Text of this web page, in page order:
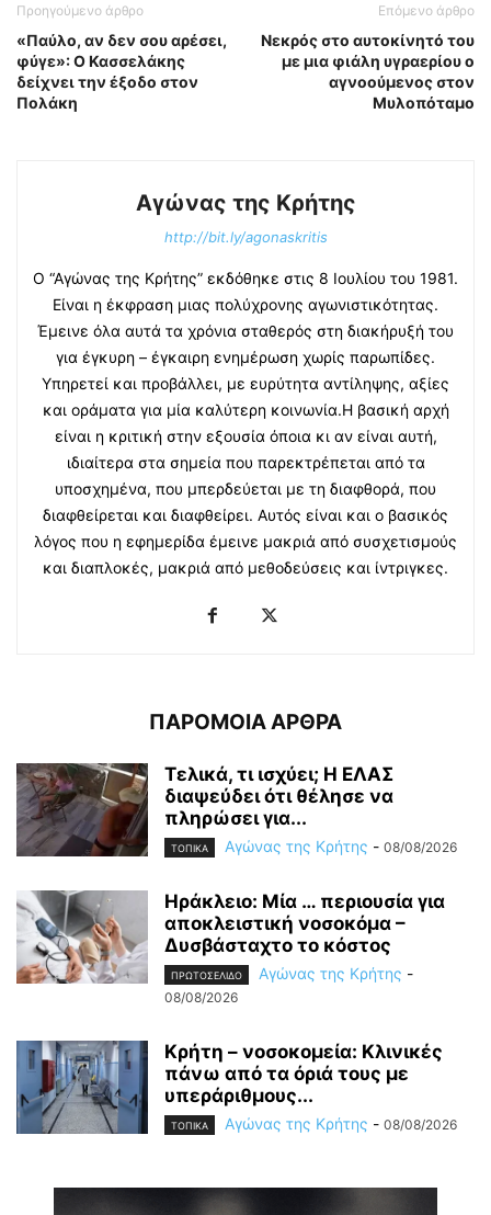
Προηγούμενο άρθρο
«Παύλο, αν δεν σου αρέσει,
φύγε»: Ο Κασσελάκης
δείχνει την έξοδο στον
Πολάκη
Επόμενο άρθρο
Νεκρός στο αυτοκίνητό του
με μια φιάλη υγραερίου ο
αγνοούμενος στον
Μυλοπόταμο
Αγώνας της Κρήτης
http://bit.ly/agonaskritis
Ο “Αγώνας της Κρήτης” εκδόθηκε στις 8 Ιουλίου του 1981.
Είναι η έκφραση μιας πολύχρονης αγωνιστικότητας.
Έμεινε όλα αυτά τα χρόνια σταθερός στη διακήρυξή του
για έγκυρη – έγκαιρη ενημέρωση χωρίς παρωπίδες.
Υπηρετεί και προβάλλει, με ευρύτητα αντίληψης, αξίες
και οράματα για μία καλύτερη κοινωνία.Η βασική αρχή
είναι η κριτική στην εξουσία όποια κι αν είναι αυτή,
ιδιαίτερα στα σημεία που παρεκτρέπεται από τα
υποσχημένα, που μπερδεύεται με τη διαφθορά, που
διαφθείρεται και διαφθείρει. Αυτός είναι και ο βασικός
λόγος που η εφημερίδα έμεινε μακριά από συσχετισμούς
και διαπλοκές, μακριά από μεθοδεύσεις και ίντριγκες.
ΠΑΡΟΜΟΙΑ ΑΡΘΡΑ
Τελικά, τι ισχύει; Η ΕΛΑΣ
διαψεύδει ότι θέλησε να
πληρώσει για...
ΤΟΠΙΚΑ Αγώνας της Κρήτης - 08/08/2026
Ηράκλειο: Μία … περιουσία για
αποκλειστική νοσοκόμα –
Δυσβάσταχτο το κόστος
ΠΡΩΤΟΣΕΛΙΔΟ Αγώνας της Κρήτης -
08/08/2026
Κρήτη – νοσοκομεία: Κλινικές
πάνω από τα όριά τους με
υπεράριθμους...
ΤΟΠΙΚΑ Αγώνας της Κρήτης - 08/08/2026